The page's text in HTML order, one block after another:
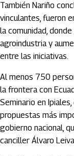
También Nariño
vinculantes, fueron
la comunidad,
agroindustria y
entre las iniciativas.
Al menos 750
la frontera con
Seminario en
propuestas más
gobierno nacional,
canciller Álvaro